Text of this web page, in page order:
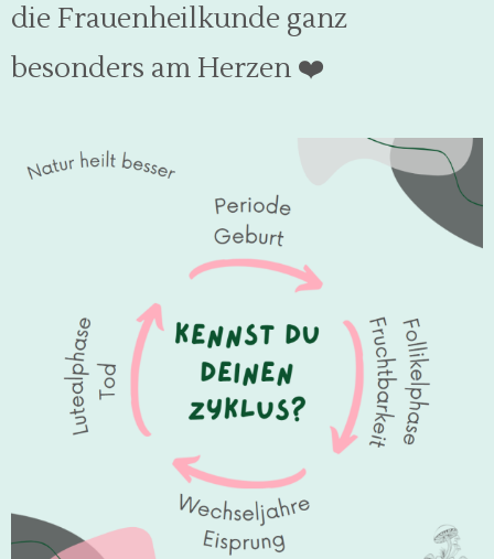
die Frauenheilkunde ganz
besonders am Herzen ❤️